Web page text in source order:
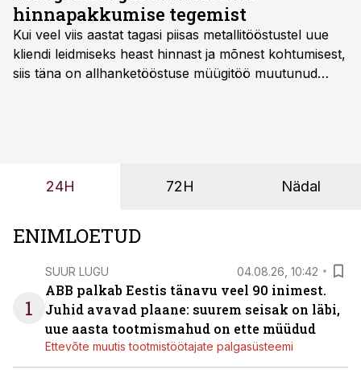
hinnapakkumise tegemist
Kui veel viis aastat tagasi piisas metallitööstustel uue
kliendi leidmiseks heast hinnast ja mõnest kohtumisest,
siis täna on allhanketööstuse müügitöö muutunud
24H 72H Nädal
ENIMLOETUD
1
SUUR LUGU 04.08.26, 10:42
ABB palkab Eestis tänavu veel 90 inimest.
Juhid avavad plaane: suurem seisak on läbi,
uue aasta tootmismahud on ette müüdud
Ettevõte muutis tootmistöötajate palgasüsteemi